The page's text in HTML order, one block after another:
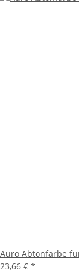
Auro Abtönfarbe
23,66 € *